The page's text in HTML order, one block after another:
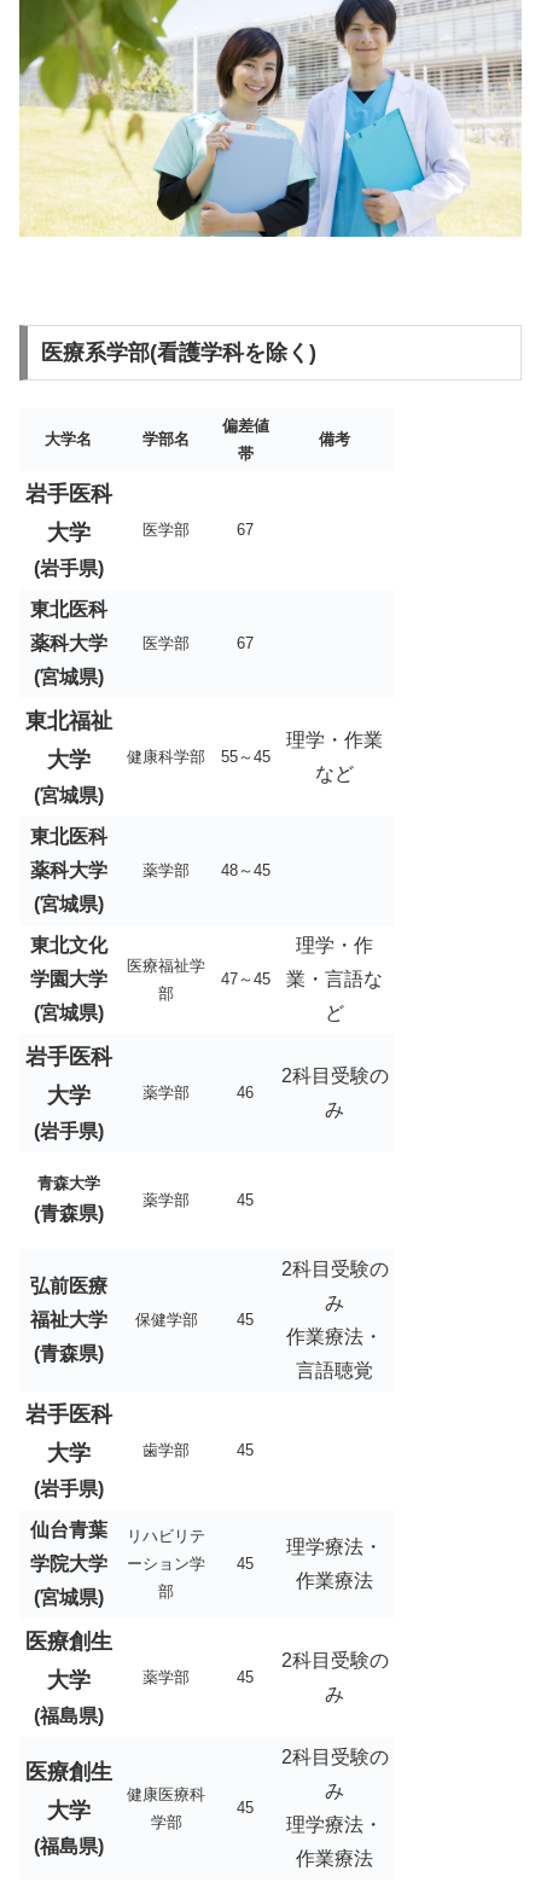
医療系学部(看護学科を除く)
大学名 学部名
偏差値
帯
備考
岩手医科
大学
(岩手県)
医学部 67
東北医科
薬科大学
(宮城県)
医学部 67
東北福祉
大学
(宮城県)
健康科学部 55～45
理学・作業
など
東北医科
薬科大学
(宮城県)
薬学部 48～45
東北文化
学園大学
(宮城県)
医療福祉学
部
47～45
理学・作
業・言語な
ど
岩手医科
大学
(岩手県)
薬学部 46
2科目受験の
み
青森大学
(青森県)
薬学部 45
弘前医療
福祉大学
(青森県)
保健学部 45
2科目受験の
み
作業療法・
言語聴覚
岩手医科
大学
(岩手県)
歯学部 45
仙台青葉
学院大学
(宮城県)
リハビリテ
ーション学
部
45
理学療法・
作業療法
医療創生
大学
(福島県)
薬学部 45
2科目受験の
み
医療創生
大学
(福島県)
健康医療科
学部
45
2科目受験の
み
理学療法・
作業療法